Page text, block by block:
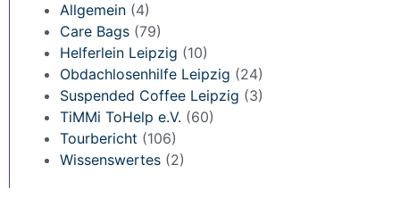
Allgemein (4)
Care Bags (79)
Helferlein Leipzig (10)
Obdachlosenhilfe Leipzig (24)
Suspended Coffee Leipzig (3)
TiMMi ToHelp e.V. (60)
Tourbericht (106)
Wissenswertes (2)